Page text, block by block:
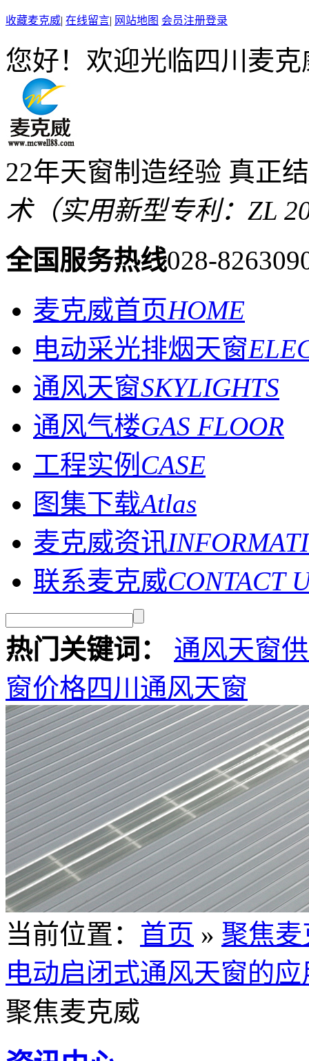
收藏麦克威| 在线留言| 网站地图 会员注册登录
您好！欢迎光临四川麦
22年天窗制造经验 真正
术（实用新型专利：ZL
全国服务热线028-
麦克威首页HOME
电动采光排烟天窗
通风天窗SKYLIGHTS
通风气楼GAS FLOOR
工程实例 CASE
图集下载Atlas
麦克威资讯
联系麦克威CONTACT
热门关键词：
通风天窗
窗价格四川通风天窗
当前位置 ： 首页 » 聚焦麦
电动启闭式通风天窗的
聚焦麦克威